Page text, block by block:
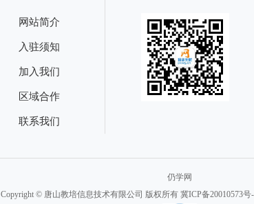
网站简介
入驻须知
加入我们
区域合作
联系我们
仍学网
Copyright © 唐山教培信息技术有限公司 版权所有 冀ICP备20010573号